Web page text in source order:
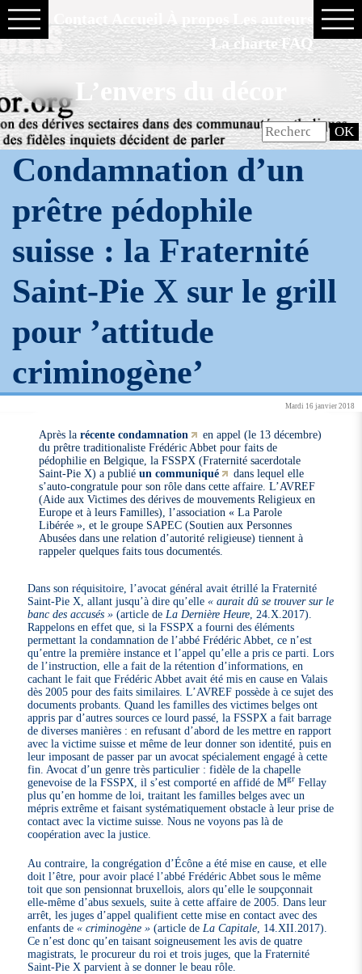
La charte FAQ
L’envers du décor
Condamnation d’un
prêtre pédophile
suisse : la Fraternité
Saint-Pie X sur le grill
pour ’attitude
criminogène’
Mardi 16 janvier 2018
Après larécente condamnation
en appel (le 13 décembre)
du prêtre traditionaliste Frédéric Abbet pour faits de
pédophilie en Belgique, la FSSPX (Fraternité sacerdotale
Saint-Pie X) a publiéun communiqué
dans lequel elle
s’auto-congratule pour son rôle dans cette affaire. L’AVREF
(Aide aux Victimes des dérives de mouvements Religieux en
Europe et à leurs Familles), l’association « La Parole
Libérée », et le groupe SAPEC (Soutien aux Personnes
Abusées dans une relation d’autorité religieuse) tiennent à
rappeler quelques faits tous documentés.
Dans son réquisitoire, l’avocat général avait étrillé la Fraternité
Saint-Pie X, allant jusqu’à dire qu’elle« aurait dû se trouver sur le
banc des accusés » (article de La Dernière Heure , 24.X.2017).
Rappelons en effet que, si la FSSPX a fourni des éléments
permettant la condamnation de l’abbé Frédéric Abbet, ce n’est
qu’entre la première instance et l’appel qu’elle a pris ce parti. Lors
de l’instruction, elle a fait de la rétention d’informations, en
cachant le fait que Frédéric Abbet avait été mis en cause en Valais
dès 2005 pour des faits similaires. L’AVREF possède à ce sujet des
documents probants. Quand les familles des victimes belges ont
appris par d’autres sources ce lourd passé, la FSSPX a fait barrage
de diverses manières : en refusant d’abord de les mettre en rapport
avec la victime suisse et même de leur donner son identité, puis en
leur imposant de passer par un avocat spécialement engagé à cette
fin. Avocat d’un genre très particulier : fidèle de la chapelle
genevoise de la FSSPX, il s’est comporté en affidé de Mgr Fellay
plus qu’en homme de loi, traitant les familles belges avec un
mépris extrême et faisant systématiquement obstacle à leur prise de
contact avec la victime suisse. Nous ne voyons pas là de
coopération avec la justice.
Au contraire, la congrégation d’Écône a été mise en cause, et elle
doit l’être, pour avoir placé l’abbé Frédéric Abbet sous le même
toit que son pensionnat bruxellois, alors qu’elle le soupçonnait
elle-même d’abus sexuels, suite à cette affaire de 2005. Dans leur
arrêt, les juges d’appel qualifient cette mise en contact avec des
enfants de« criminogène » (article de La Capitale , 14.XII.2017).
Ce n’est donc qu’en taisant soigneusement les avis de quatre
magistrats, le procureur du roi et trois juges, que la Fraternité
Saint-Pie X parvient à se donner le beau rôle.